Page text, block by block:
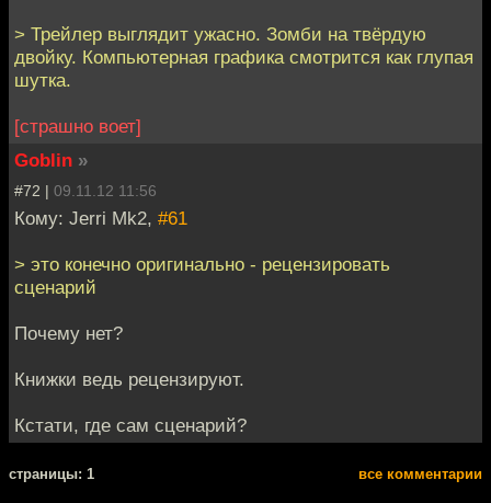
> Трейлер выглядит ужасно. Зомби на твёрдую
двойку. Компьютерная графика смотрится как глупая
шутка.
[страшно воет]
Goblin »
#72 | 09.11.12 11:56
Кому: Jerri Mk2, #61
> это конечно оригинально - рецензировать
сценарий
Почему нет?
Книжки ведь рецензируют.
Кстати, где сам сценарий?
cтраницы: 1 все комментарии